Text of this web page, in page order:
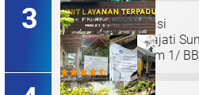
Perkuat Koordinasi
Kelembagaan, Kajati
Bertemu Pangdam 1/ BB